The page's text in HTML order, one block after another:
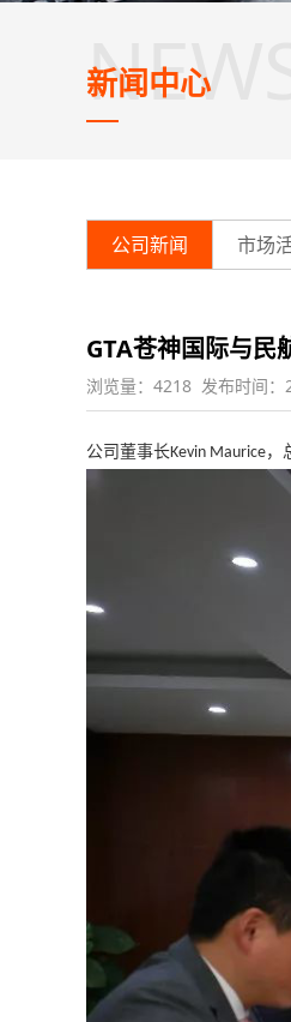
新闻中心
公司新闻 市场
GTA苍神国际与民
浏览量：4218 发布时间
公司董事长Kevin Maurice，